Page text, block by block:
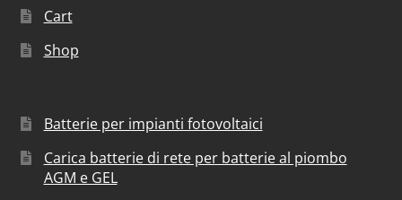
Cart
Shop
Batterie per impianti fotovoltaici
Carica batterie di rete per batterie al piombo
AGM e GEL